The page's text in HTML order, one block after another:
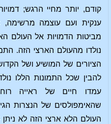
קודם, יותר מחיי הרגש;
ענקית ועם עוצמה
מביטות הדמויות אל העולם
נולדו מהעולם הארצי הזה.
הציורים של המושיע ושל
להבין שכל התמונות הללו
עמדו חיים של ראייה
שהאימפולסים של הנצרות
העולם הלא ארצי הזה לא ניתן